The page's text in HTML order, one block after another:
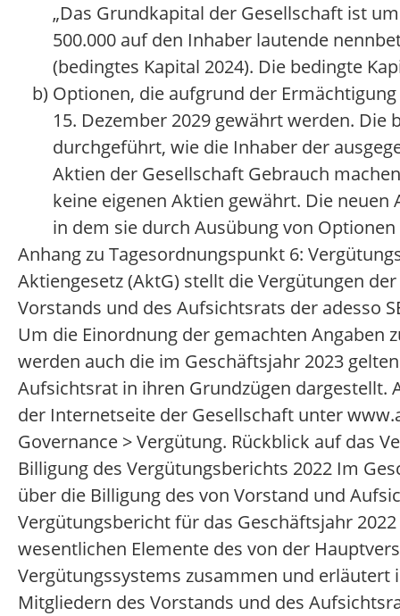
b)
„Das Grundkapital der Gesellschaft ist
500.000 auf den Inhaber lautende
(bedingtes Kapital 2024). Die bedingte
Optionen, die aufgrund der
15. Dezember 2029 gewährt werden.
durchgeführt, wie die Inhaber der
Aktien der Gesellschaft Gebrauch
keine eigenen Aktien gewährt. Die
in dem sie durch Ausübung von
Anhang zu Tagesordnungspunkt 6:
Aktiengesetz (AktG) stellt die Vergütungen
Vorstands und des Aufsichtsrats der adesso
Um die Einordnung der gemachten Angaben
werden auch die im Geschäftsjahr 2023
Aufsichtsrat in ihren Grundzügen
der Internetseite der Gesellschaft unter
Governance > Vergütung. Rückblick auf das
Billigung des Vergütungsberichts 2022 Im
über die Billigung des von Vorstand und
Vergütungsbericht für das Geschäftsjahr
wesentlichen Elemente des von der
Vergütungssystems zusammen und
Mitgliedern des Vorstands und des